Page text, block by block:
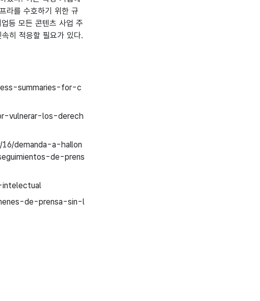
라를 수호하기 위한 규
등 모든 콘텐츠 사업 주
히 적응할 필요가 있다.
summaries-for-c
vulnerar-los-derech
demanda-a-hallon
de-prens
de-prensa-sin-l